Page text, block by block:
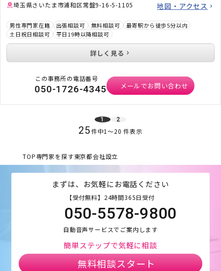
埼玉県さいたま市浦和区常盤9-16-5-1105 地図・アクセス
男性専門家在籍 出張相談可 無料相談可
最寄駅から徒歩5分以内
土日祝日相談可
平日19時以降相談可
詳しく見る
この事務所の電話番号
050-1726-4345 メールでお問い合わせ
1 2
25件中1〜20 件表示
TOP専門家を探す東京都会社設立
まずは、お気軽にお電話ください
【受付無料】24時間365日受付
050-5578-9800
自動音声サービスでご案内します
簡単ステップで気軽に相談
無料相談スタート